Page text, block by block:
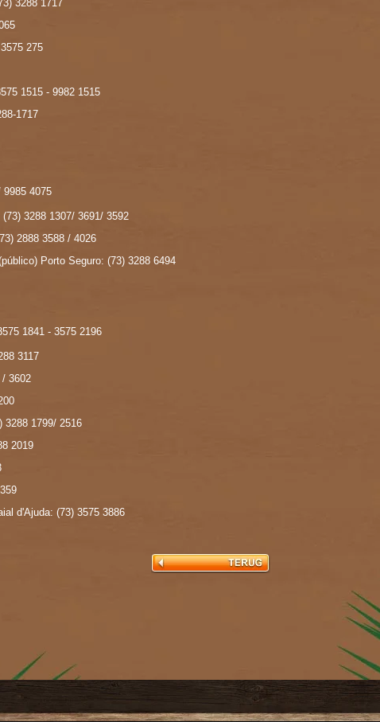
3288 1717
275
1515 - 9982 1515
1717
9985 4075
3288 1307/ 3691/ 3592
2888 3588 / 4026
Porto Seguro: (73) 3288 6494
1841 - 3575 2196
3117
/ 3602
3288 1799/ 2516
2019
d'Ajuda: (73) 3575 3886